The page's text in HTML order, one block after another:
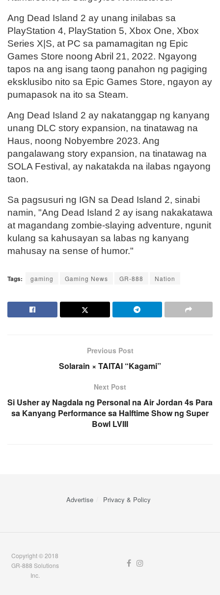
Ang Dead Island 2 ay unang inilabas sa
PlayStation 4, PlayStation 5, Xbox One, Xbox
Series X|S, at PC sa pamamagitan ng Epic
Games Store noong Abril 21, 2022. Ngayong
tapos na ang isang taong panahon ng pagiging
eksklusibo nito sa Epic Games Store, ngayon ay
pumapasok na ito sa Steam.
Ang Dead Island 2 ay nakatanggap ng kanyang
unang DLC story expansion, na tinatawag na
Haus, noong Nobyembre 2023. Ang
pangalawang story expansion, na tinatawag na
SOLA Festival, ay nakatakda na ilabas ngayong
taon.
Sa pagsusuri ng IGN sa Dead Island 2, sinabi
namin, "Ang Dead Island 2 ay isang nakakatawa
at magandang zombie-slaying adventure, ngunit
kulang sa kahusayan sa labas ng kanyang
mahusay na sense of humor."
Tags: gaming Gaming News GR-888 Nation
Previous Post
Solarain × TAITAI “Kagami”
Next Post
Si Usher ay Nagdala ng Personal na Air Jordan 4s Para
sa Kanyang Performance sa Halftime Show ng Super
Bowl LVIII
Advertise Privacy & Policy
Copyright © 2018
GR-888 Solutions
Inc.